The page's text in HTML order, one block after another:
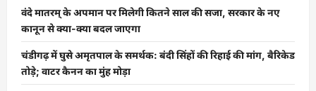
वंदे मातरम् के अपमान पर मिलेगी कितने साल की सजा, सरकार के नए
कानून से क्या-क्या बदल जाएगा
चंडीगढ़ में घुसे अमृतपाल के समर्थक: बंदी सिंहों की रिहाई की मांग, बैरिकेड
तोड़े; वाटर कैनन का मुंह मोड़ा